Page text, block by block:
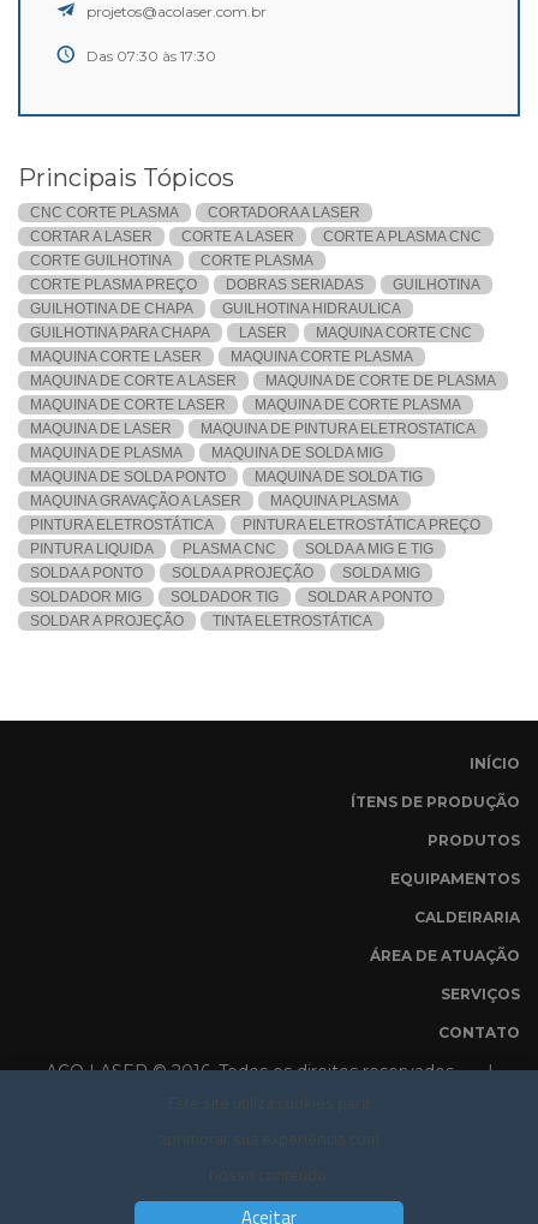
projetos@acolaser.com.br
Das 07:30 às 17:30
Principais Tópicos
CNC CORTE PLASMA
CORTADORA A LASER
CORTAR A LASER
CORTE A LASER
CORTE A PLASMA CNC
CORTE GUILHOTINA
CORTE PLASMA
CORTE PLASMA PREÇO
DOBRAS SERIADAS
GUILHOTINA
GUILHOTINA DE CHAPA
GUILHOTINA HIDRAULICA
GUILHOTINA PARA CHAPA
LASER
MAQUINA CORTE CNC
MAQUINA CORTE LASER
MAQUINA CORTE PLASMA
MAQUINA DE CORTE A LASER
MAQUINA DE CORTE DE PLASMA
MAQUINA DE CORTE LASER
MAQUINA DE CORTE PLASMA
MAQUINA DE LASER
MAQUINA DE PINTURA ELETROSTATICA
MAQUINA DE PLASMA
MAQUINA DE SOLDA MIG
MAQUINA DE SOLDA PONTO
MAQUINA DE SOLDA TIG
MAQUINA GRAVAÇÃO A LASER
MAQUINA PLASMA
PINTURA ELETROSTÁTICA
PINTURA ELETROSTÁTICA PREÇO
PINTURA LIQUIDA
PLASMA CNC
SOLDA A MIG E TIG
SOLDA A PONTO
SOLDA A PROJEÇÃO
SOLDA MIG
SOLDADOR MIG
SOLDADOR TIG
SOLDAR A PONTO
SOLDAR A PROJEÇÃO
TINTA ELETROSTÁTICA
Este site utiliza cookies para
aprimorar sua experiência com
nosso conteúdo.
INÍCIO
ÍTENS DE PRODUÇÃO
PRODUTOS
EQUIPAMENTOS
CALDEIRARIA
ÁREA DE ATUAÇÃO
SERVIÇOS
CONTATO
AÇO LASER © 2016. Todos os direitos reservados |
POLÍTICA DE PRIVACIDADE